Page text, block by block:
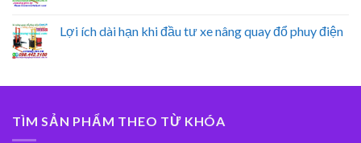
Lợi ích dài hạn khi đầu tư xe nâng quay đổ phuy điện
TÌM SẢN PHẨM THEO TỪ KHÓA